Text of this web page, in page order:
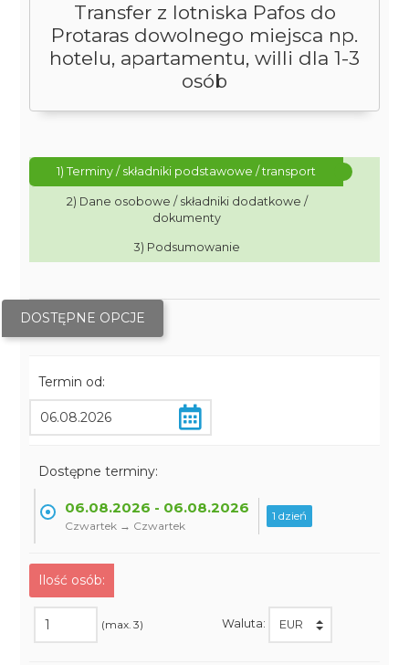
Transfer z lotniska Pafos do
Protaras dowolnego miejsca np.
hotelu, apartamentu, willi dla 1-3
osób
1) Terminy / składniki podstawowe / transport
2) Dane osobowe / składniki dodatkowe /
dokumenty
3) Podsumowanie
DOSTĘPNE OPCJE
Termin od:
Dostępne terminy:
06.08.2026 - 06.08.2026
Czwartek → Czwartek
1 dzień
Ilość osób:
(max. 3) Waluta: